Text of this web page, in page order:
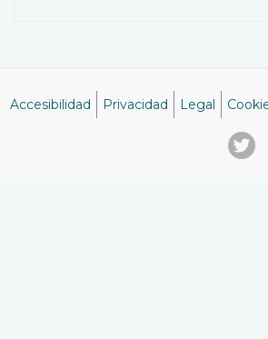
Accesibilidad Privacidad Legal